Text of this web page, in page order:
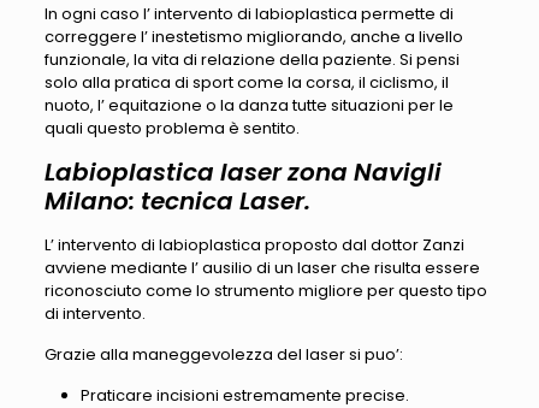
In ogni caso l’ intervento di labioplastica permette di
correggere l’ inestetismo migliorando, anche a livello
funzionale, la vita di relazione della paziente. Si pensi
solo alla pratica di sport come la corsa, il ciclismo, il
nuoto, l’ equitazione o la danza tutte situazioni per le
quali questo problema è sentito.
Labioplastica laser zona Navigli
Milano: tecnica Laser.
L’ intervento di labioplastica proposto dal dottor Zanzi
avviene mediante l’ ausilio di un laser che risulta essere
riconosciuto come lo strumento migliore per questo tipo
di intervento.
Grazie alla maneggevolezza del laser si puo’:
Praticare incisioni estremamente precise.